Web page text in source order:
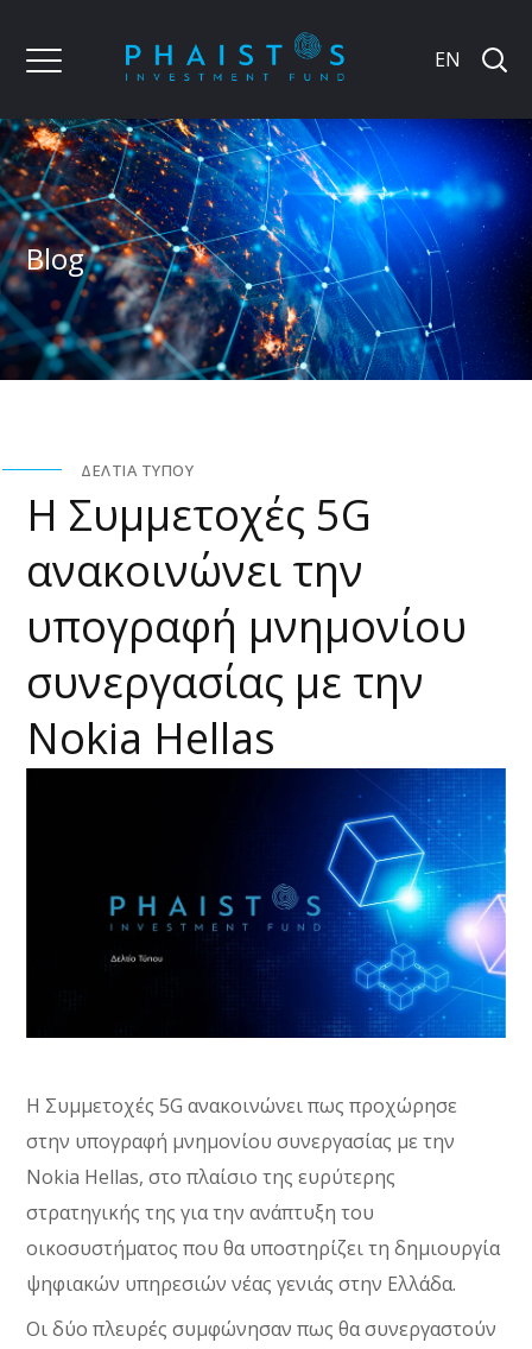
EN
Blog
ΔΕΛΤΊΑ ΤΎΠΟΥ
Η Συμμετοχές 5G
ανακοινώνει την
υπογραφή μνημονίου
συνεργασίας με την
Nokia Hellas
Η Συμμετοχές 5G ανακοινώνει πως προχώρησε
στην υπογραφή μνημονίου συνεργασίας με την
Nokia Hellas, στο πλαίσιο της ευρύτερης
στρατηγικής της για την ανάπτυξη του
οικοσυστήματος που θα υποστηρίζει τη δημιουργία
ψηφιακών υπηρεσιών νέας γενιάς στην Ελλάδα.
Οι δύο πλευρές συμφώνησαν πως θα συνεργαστούν